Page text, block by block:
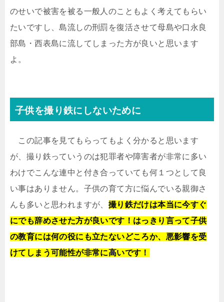
のせいで被害を被る一般人のこともよく考えてもらい
たいですし、島流しの刑罰を復活させて母島や口永良
部島・西表島に流してしまった方が良いと思います
よ。
子供を撮り鉄にしないために
この記事を見てもらってもよく分かると思います
が、撮り鉄っていうのは犯罪者や障害者が非常に多い
わけでこんな連中と付き合っていても何１つとして良
い事はありません。子供の育て方に悩んでいる親御さ
んも多いと思われますが、 撮り鉄だけは本当に今すぐ
にでも辞めさせた方が良いです！はっきり言って子供
の教育には何の役にも立たないどころか、悪影響を受
けてしまう可能性が非常に高いです！